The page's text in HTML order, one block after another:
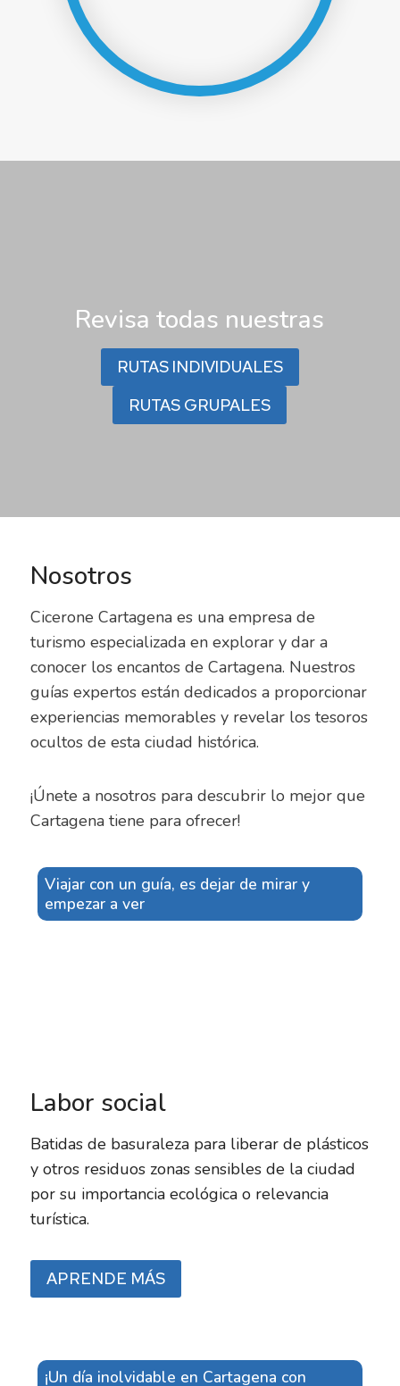
Revisa todas nuestras
RUTAS INDIVIDUALES
RUTAS GRUPALES
Viajar con un guía, es dejar de mirar y
empezar a ver
Nosotros
Cicerone Cartagena es una empresa de
turismo especializada en explorar y dar a
conocer los encantos de Cartagena. Nuestros
guías expertos están dedicados a proporcionar
experiencias memorables y revelar los tesoros
ocultos de esta ciudad histórica.
¡Únete a nosotros para descubrir lo mejor que
Cartagena tiene para ofrecer!
Labor social
Batidas de basuraleza para liberar de plásticos
y otros residuos zonas sensibles de la ciudad
por su importancia ecológica o relevancia
turística.
APRENDE MÁS
¡Un día inolvidable en Cartagena con